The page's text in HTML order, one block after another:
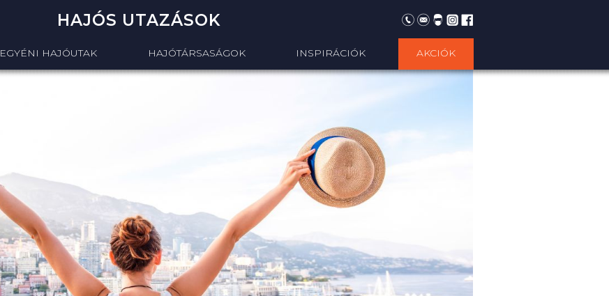
HAJÓS UTAZÁSOK
EGYÉNI HAJÓUTAK HAJÓTÁRSASÁGOK INSPIRÁCIÓK AKCIÓK